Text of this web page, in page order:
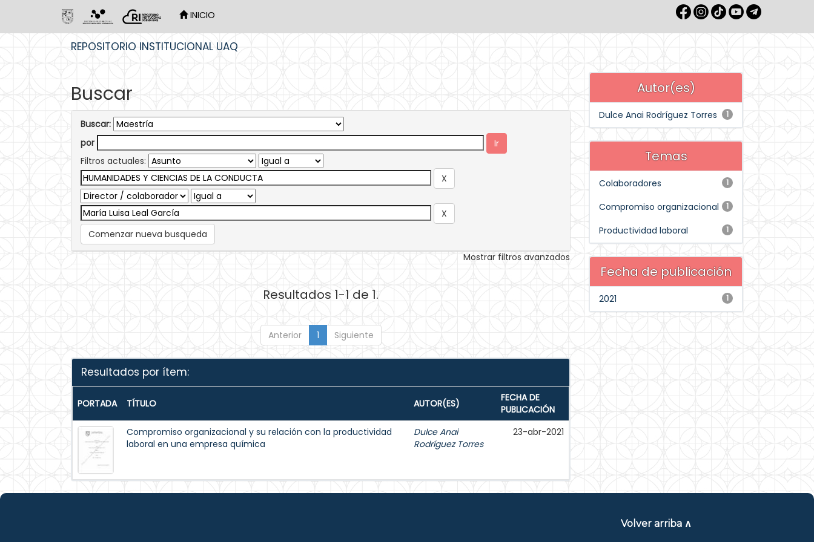
INICIO
REPOSITORIO INSTITUCIONAL UAQ
Buscar
Buscar:
por
Filtros actuales:
Comenzar nueva busqueda
Mostrar filtros avanzados
Resultados 1-1 de 1.
Anterior 1 Siguiente
Resultados por ítem:
PORTADA TÍTULO AUTOR(ES)
FECHA DE
PUBLICACIÓN
Compromiso organizacional y su relación con la productividad
laboral en una empresa química
Dulce Anai
Rodríguez Torres
23-abr-2021
Autor(es)
1
Dulce Anai Rodríguez Torres
Temas
1
Colaboradores
1
Compromiso organizacional
1
Productividad laboral
Fecha de publicación
1
2021
Volver arriba ∧